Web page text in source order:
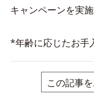
キャンペーンを実
*年齢に応じたお手
この記事